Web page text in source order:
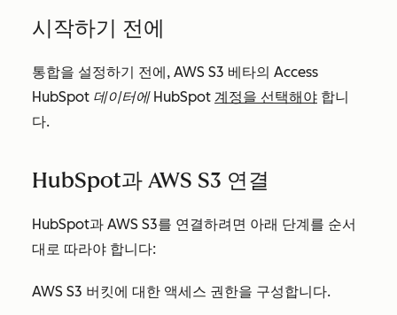
시작하기 전에
통합을 설정하기 전에, AWS S3 베타의 Access
HubSpot 데이터에 HubSpot 계정을 선택해야 합니
다.
HubSpot과 AWS S3 연결
HubSpot과 AWS S3를 연결하려면 아래 단계를 순서
대로 따라야 합니다:
AWS S3 버킷에 대한 액세스 권한을 구성합니다.